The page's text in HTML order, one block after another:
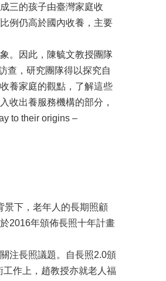
三的孩子由臺灣家庭收
例仍高於國內收養，主要
。因此，陳毓文教授團隊
查，研究團隊得以探究自
養家庭的觀點，了解這些
收出養服務機構的部分，
to their origins –
景下，老年人的長期照顧
2016年頒佈長照十年計畫
注長照議題。自長照2.0頒
作上，趙教授亦就老人福